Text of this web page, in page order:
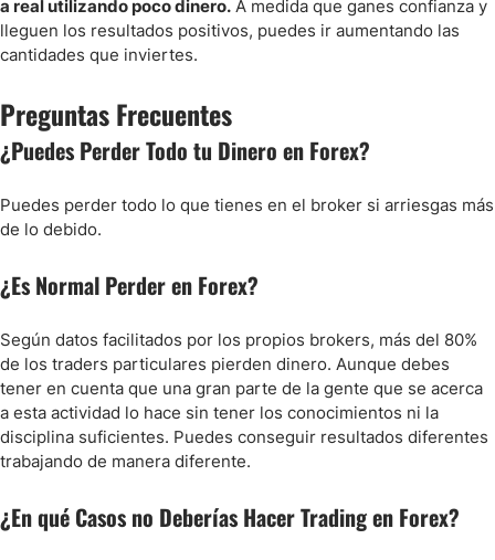
a real utilizando poco dinero. A medida que ganes confianza y
lleguen los resultados positivos, puedes ir aumentando las
cantidades que inviertes.
Preguntas Frecuentes
¿Puedes Perder Todo tu Dinero en Forex?
Puedes perder todo lo que tienes en el broker si arriesgas más
de lo debido.
¿Es Normal Perder en Forex?
Según datos facilitados por los propios brokers, más del 80%
de los traders particulares pierden dinero. Aunque debes
tener en cuenta que una gran parte de la gente que se acerca
a esta actividad lo hace sin tener los conocimientos ni la
disciplina suficientes. Puedes conseguir resultados diferentes
trabajando de manera diferente.
¿En qué Casos no Deberías Hacer Trading en Forex?